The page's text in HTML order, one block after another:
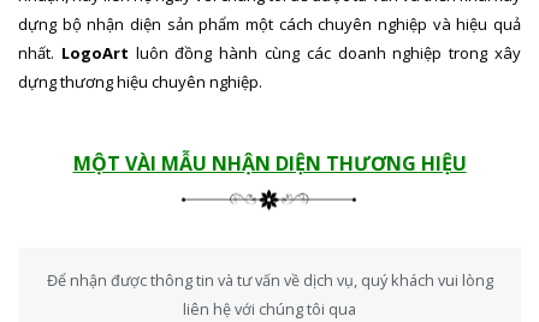
dựng bộ nhận diện sản phẩm một cách chuyên nghiệp và hiệu quả
nhất. LogoArt luôn đồng hành cùng các doanh nghiệp trong xây
dựng thương hiệu chuyên nghiệp.
MỘT VÀI MẪU NHẬN DIỆN THƯƠNG HIỆU
Để nhận được thông tin và tư vấn về dịch vụ, quý khách vui lòng
liên hệ với chúng tôi qua